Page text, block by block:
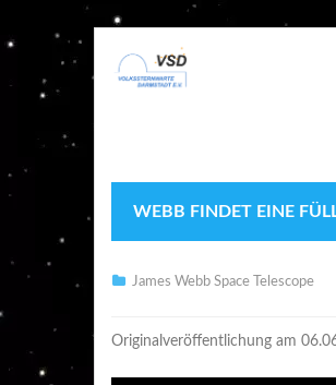
WEBB FINDET EINE
James Webb Space Telescope
Originalveröffentlichung am